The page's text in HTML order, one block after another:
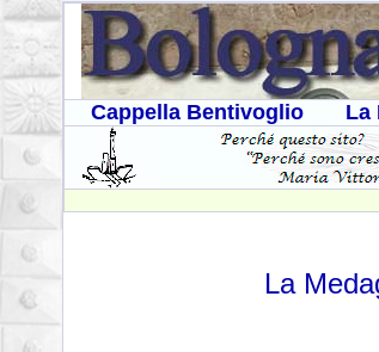
Cappella Bentivoglio La
La